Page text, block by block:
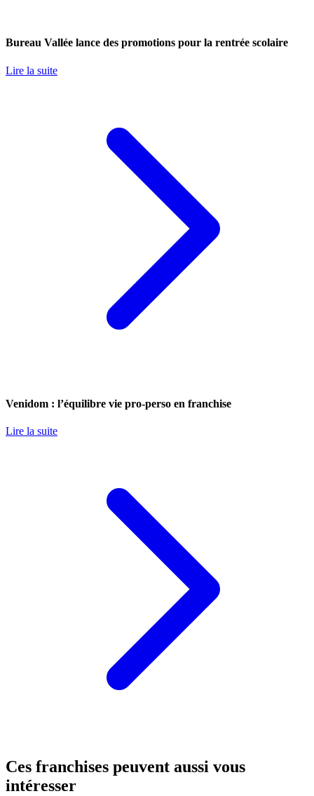
Bureau Vallée lance des promotions pour la rentrée scolaire
Lire la suite
Venidom : l’équilibre vie pro-perso en franchise
Lire la suite
Ces franchises peuvent aussi vous
intéresser